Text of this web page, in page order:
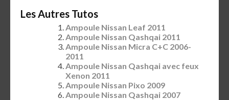
Les Autres Tutos
Ampoule Nissan Leaf 2011
Ampoule Nissan Qashqai 2011
Ampoule Nissan Micra C+C 2006-
2011
Ampoule Nissan Qashqai avec feux
Xenon 2011
Ampoule Nissan Pixo 2009
Ampoule Nissan Qashqai 2007